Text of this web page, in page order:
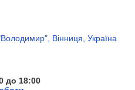
Вінниця, Україна
до 18:00